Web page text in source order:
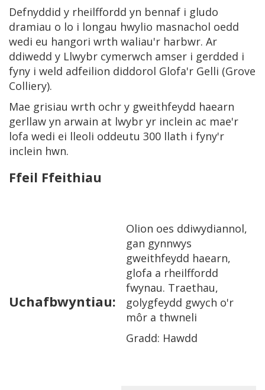
Defnyddid y rheilffordd yn bennaf i gludo
dramiau o lo i longau hwylio masnachol oedd
wedi eu hangori wrth waliau'r harbwr. Ar
ddiwedd y Llwybr cymerwch amser i gerdded i
fyny i weld adfeilion diddorol Glofa'r Gelli (Grove
Colliery).
Mae grisiau wrth ochr y gweithfeydd haearn
gerllaw yn arwain at lwybr yr inclein ac mae'r
lofa wedi ei lleoli oddeutu 300 llath i fyny'r
inclein hwn.
Ffeil Ffeithiau
Uchafbwyntiau:
Olion oes ddiwydiannol,
gan gynnwys
gweithfeydd haearn,
glofa a rheilffordd
fwynau. Traethau,
golygfeydd gwych o'r
môr a thwneli
Gradd: Hawdd